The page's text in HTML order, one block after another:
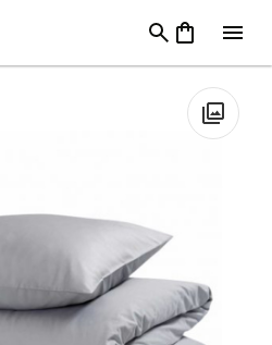
Hästens Satin
🔍